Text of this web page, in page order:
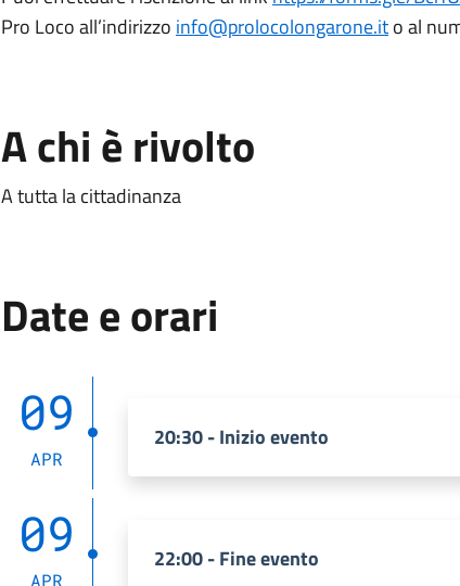
Pro Loco all’indirizzo info@prolocolongarone.ito al
A chi è rivolto
A tutta la cittadinanza
Date e orari
09
APR
20:30 - Inizio evento
09
APR
22:00 - Fine evento